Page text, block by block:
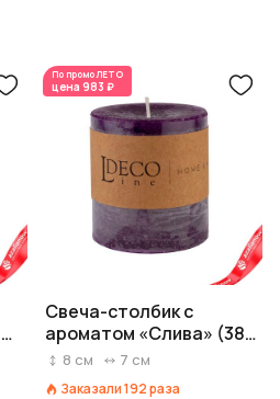
По промоЛЕТО
цена 983 ₽
Свеча-столбик с
ароматом «Слива» (38
часов), H7,5xD7см,
8 см 7 см
Заказали192раза